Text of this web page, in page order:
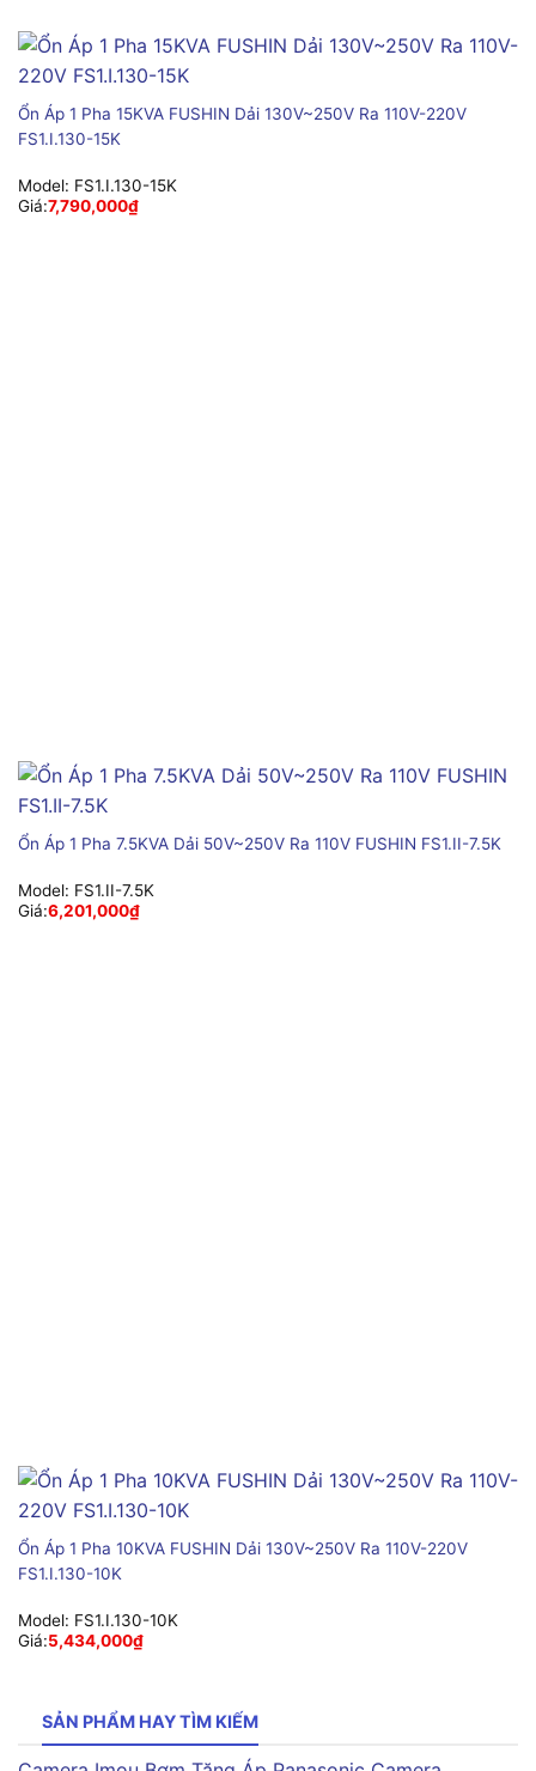
Ổn Áp 1 Pha 15KVA FUSHIN Dải 130V~250V Ra 110V-220V
FS1.I.130-15K
Model: FS1.I.130-15K
Giá:7,790,000₫
Ổn Áp 1 Pha 7.5KVA Dải 50V~250V Ra 110V FUSHIN FS1.II-7.5K
Model: FS1.II-7.5K
Giá:6,201,000₫
Ổn Áp 1 Pha 10KVA FUSHIN Dải 130V~250V Ra 110V-220V
FS1.I.130-10K
Model: FS1.I.130-10K
Giá:5,434,000₫
SẢN PHẨM HAY TÌM KIẾM